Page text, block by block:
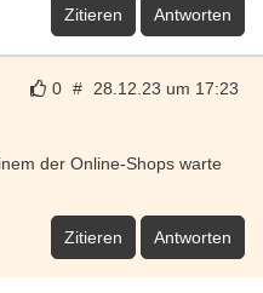
Zitieren Antworten
0 # 28.12.23 um 17:23
der Online-Shops warte
Zitieren Antworten